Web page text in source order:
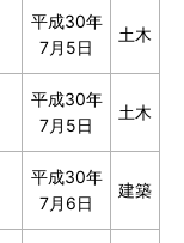
平成30年
7月5日
土木
平成30年
7月5日
土木
平成30年
7月6日
建築